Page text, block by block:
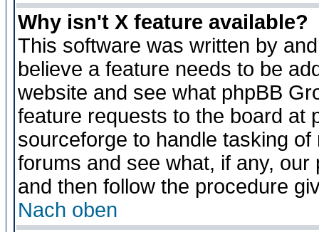
Why isn't X feature available?
This software was written by
believe a feature needs to be
website and see what phpBB
feature requests to the board at
sourceforge to handle tasking
forums and see what, if any,
and then follow the procedure
Nach oben